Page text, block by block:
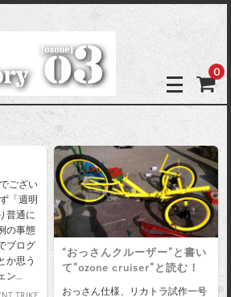
0
ござい
「週明
普通に
の事態
ブログ
か思う
ン…
“おっさんクルーザー”と書い
て”ozone cruiser”と読む！
おっさん仕様、リカトラ試作一号